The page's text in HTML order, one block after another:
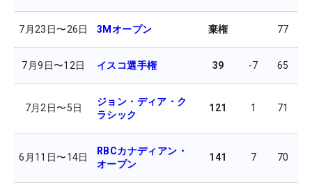
7月23日〜26日 3Mオープン 棄権 77
7月9日〜12日 イスコ選手権 39 -7 65
7月2日〜5日
ジョン・ディア・ク
ラシック
121 1 71
6月11日〜14日
RBCカナディアン・
オープン
141 7 70